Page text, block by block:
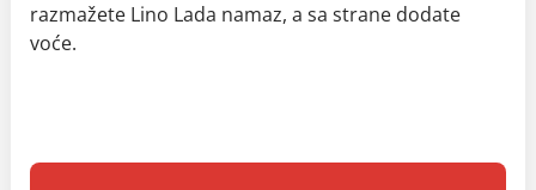
razmažete Lino Lada namaz, a sa strane dodate
voće.